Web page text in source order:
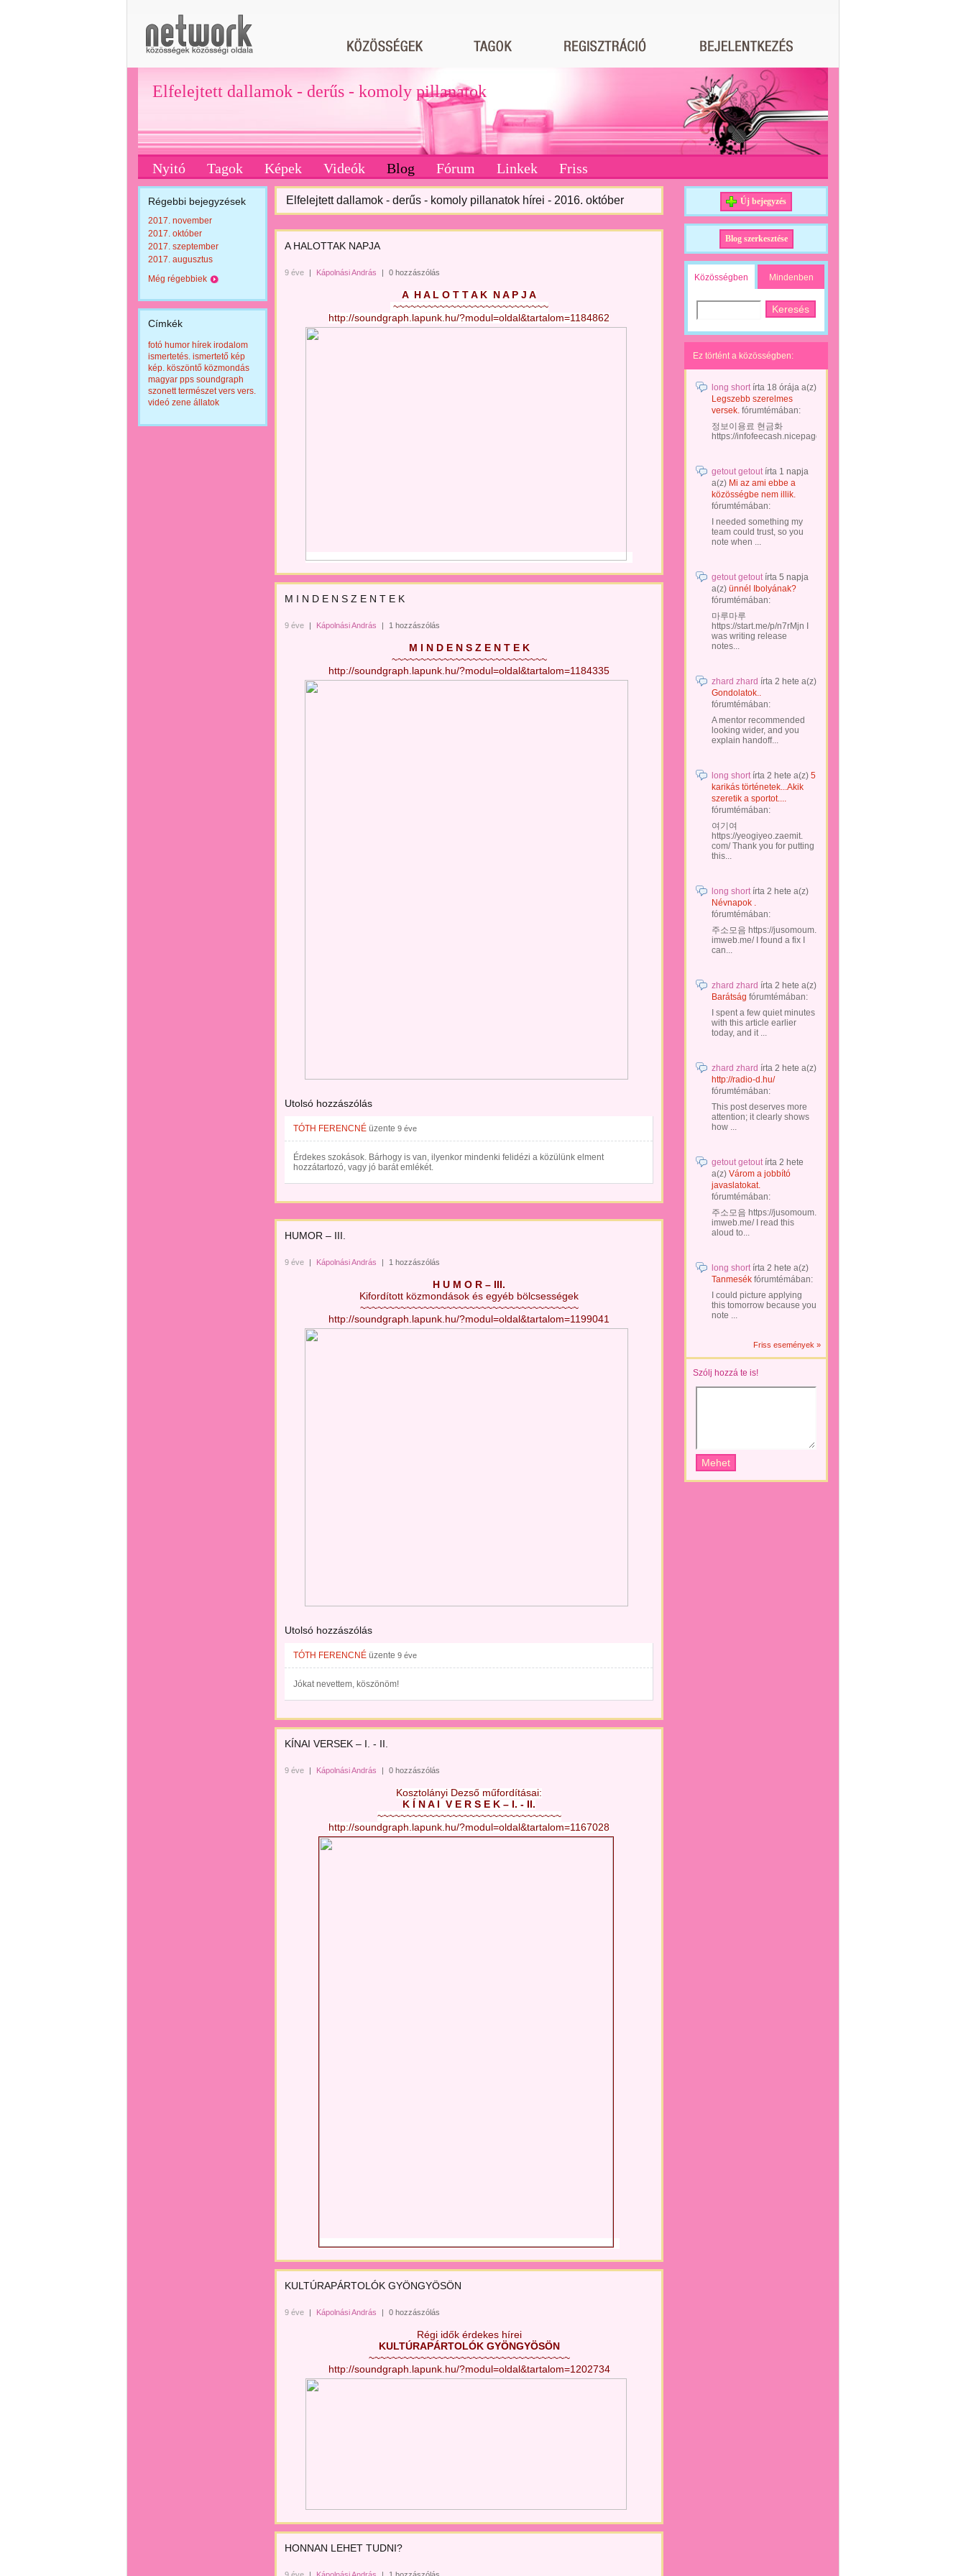
Elfelejtett dallamok - derűs - komoly pillanatok
Nyitó Tagok Képek Videók Blog Fórum Linkek Friss
Régebbi bejegyzések
2017. november
2017. október
2017. szeptember
2017. augusztus
Még régebbiek
Címkék
fotó humor hírek irodalom
ismertetés. ismertető kép
kép. köszöntő közmondás
magyar pps soundgraph
szonett természet vers vers.
videó zene állatok
Elfelejtett dallamok - derűs - komoly pillanatok hírei - 2016. október
A HALOTTAK NAPJA
9 éve | Kápolnási András | 0 hozzászólás
A  H A L O T T A K  N A P J A
~~~~~~~~~~~~~~~~~~~~~~~~~~~
http://soundgraph.lapunk.hu/?modul=oldal&tartalom=1184862
M I N D E N S Z E N T E K
9 éve | Kápolnási András | 1 hozzászólás
M I N D E N S Z E N T E K
~~~~~~~~~~~~~~~~~~~~~~~~~~~
http://soundgraph.lapunk.hu/?modul=oldal&tartalom=1184335
Utolsó hozzászólás
TÓTH FERENCNÉ üzente 9 éve
Érdekes szokások. Bárhogy is van, ilyenkor mindenki felidézi a közülünk elment
hozzátartozó, vagy jó barát emlékét.
HUMOR – III.
9 éve | Kápolnási András | 1 hozzászólás
H U M O R – III.
Kifordított közmondások és egyéb bölcsességek
~~~~~~~~~~~~~~~~~~~~~~~~~~~~~~~~~~~~~~
http://soundgraph.lapunk.hu/?modul=oldal&tartalom=1199041
Utolsó hozzászólás
TÓTH FERENCNÉ üzente 9 éve
Jókat nevettem, köszönöm!
KÍNAI VERSEK – I. - II.
9 éve | Kápolnási András | 0 hozzászólás
Kosztolányi Dezső műfordításai:
K Í N A I  V E R S E K – I. - II.
~~~~~~~~~~~~~~~~~~~~~~~~~~~~~~~~
http://soundgraph.lapunk.hu/?modul=oldal&tartalom=1167028
KULTÚRAPÁRTOLÓK GYÖNGYÖSÖN
9 éve | Kápolnási András | 0 hozzászólás
Régi idők érdekes hírei
KULTÚRAPÁRTOLÓK GYÖNGYÖSÖN
~~~~~~~~~~~~~~~~~~~~~~~~~~~~~~~~~~~
http://soundgraph.lapunk.hu/?modul=oldal&tartalom=1202734
HONNAN LEHET TUDNI?
Új bejegyzés
Blog szerkesztése
Közösségben Mindenben
Ez történt a közösségben:
long shortírta 18 órája a(z)
Legszebb szerelmes
versek. fórumtémában:
정보이용료 현금화
https://infofeecash.nicepage...
getout getoutírta 1 napja
a(z) Mi az ami ebbe a
közösségbe nem illik.
fórumtémában:
I needed something my
team could trust, so you
note when ...
getout getoutírta 5 napja
a(z) ünnél Ibolyának?
fórumtémában:
마루마루
https://start.me/p/n7rMjn I
was writing release
notes...
zhard zhard írta 2 hete a(z)
Gondolatok..
fórumtémában:
A mentor recommended
looking wider, and you
explain handoff...
long shortírta 2 hete a(z) 5
karikás történetek...Akik
szeretik a sportot....
fórumtémában:
여기여
https://yeogiyeo.zaemit.
com/ Thank you for putting
this...
long shortírta 2 hete a(z)
Névnapok .
fórumtémában:
주소모음 https://jusomoum.
imweb.me/ I found a fix I
can...
zhard zhard írta 2 hete a(z)
Barátság fórumtémában:
I spent a few quiet minutes
with this article earlier
today, and it ...
zhard zhard írta 2 hete a(z)
http://radio-d.hu/
fórumtémában:
This post deserves more
attention; it clearly shows
how ...
getout getoutírta 2 hete
a(z) Várom a jobbító
javaslatokat.
fórumtémában:
주소모음 https://jusomoum.
imweb.me/ I read this
aloud to...
long shortírta 2 hete a(z)
Tanmesék fórumtémában:
I could picture applying
this tomorrow because you
note ...
Friss események »
Szólj hozzá te is!